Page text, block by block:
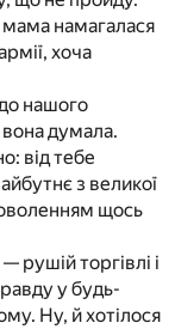
мама намагалася
хоча
нашого
вона думала.
від тебе
з великої
щось
рушій торгівлі і
у будь-
Ну, й хотілося